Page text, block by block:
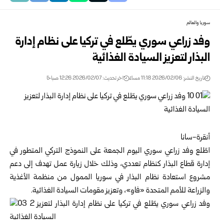
سوريا والعالم
وفد زراعي سوري يطّلع في تركيا على نظام إدارة
البذار لتعزيز السيادة الغذائية
تاريخ النشر: 2026/02/06 11:18 مساءً اخر تحديث: 2026/02/07 12:26 صباحًا
أنقرة-سانا
اطّلع وفد زراعي سوري اليوم الجمعة على النموذج التركي المتطور في
إدارة قطاع البذار كنظام تعددي، وذلك خلال زيارة عمل تهدف إلى دعم
مشروع استعادة نظام البذار في سوريا الممول من منظمة الأغذية
والزراعة للأمم المتحدة «فاو»، وتعزيز مقومات السيادة الغذائية.